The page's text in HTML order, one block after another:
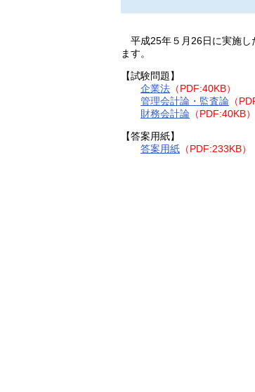
平成25年５月26日に実施
ます。
【試験問題】
企業法 （PDF:40KB）
管理会計論・監査論 （
財務会計論 （PDF:40KB）
【答案用紙】
答案用紙 （PDF:233KB）